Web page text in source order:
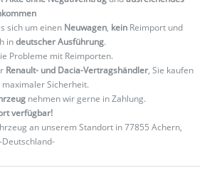
sich um einen Neuwagen, kein Reimport und
indeutscher Ausführung.
Probleme mit Reimporten.
Renault- und Dacia-Vertragshändler, Sie kaufen
Sicherheit.
nehmen wir gerne in Zahlung.
verfügbar!
an unserem Standort in 77855 Achern,
Deutschland-